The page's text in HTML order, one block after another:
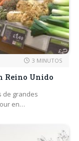
3 MINUTOS
Reino Unido
de grandes
en…